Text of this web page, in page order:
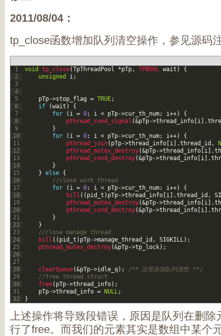
2011/08/04：
tp_close函数增加队列清空操作，参见源码
1
2
3
4
5
6
7
8
9
10
11
12
13
14
15
16
17
18
19
20
21
22
23
24
25
26
27
28
29
30
31
32
void tp_close(TpThreadPool *pTp, TPBOOL wait )
{
unsigned
i;
pTp->stop_flag = TRUE;
if
(wait )
{
for
( i = 0; i < pTp->cur_th_num; i++)
{
pthread_cond_signal (&pTp->thread_info i .
}
for
( i = 0; i < pTp->cur_th_num; i++)
{
pthread_join( pTp->thread_info i .thread_id ,
pthread_mutex_destroy(&pTp->thread_info i .
pthread_cond_destroy(&pTp->thread_info i .
}
} else {
//close work thread
for
( i = 0; i < pTp->cur_th_num; i++)
{
kill ( ( pid_t ) pTp->thread_info i .thread_id ,
pthread_mutex_destroy(&pTp->thread_info i .
pthread_cond_destroy(&pTp->thread_info i .
}
}
//close manage thread
kill ( ( pid_t ) pTp->manage_thread_id , SIGKILL) ;
pthread_mutex_destroy(&pTp->tp_lock) ;
clearQueue(&pTp->idle_q) ;
/** 这里添加队列清空 **/
//free thread struct
free( pTp->thread_info) ;
pTp->thread_info = NULL;
}
上述操作将导致段错误，原因是队列在删除
行了free。而我们的元素其实是数组中某个